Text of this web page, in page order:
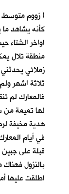
( زووم متوسط
كأنه يشاهد ما
اواخر الشتاء
منطقة تلال
زملائي
ثلاثة اشهر
فالمعارك لم
لها تميمة من
هدية مخيفة
في أيام
قبلة على جبين
بالنزول
اطلقت عليها